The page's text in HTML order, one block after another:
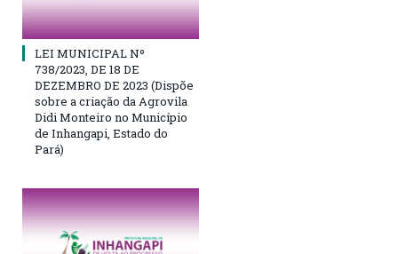
LEI MUNICIPAL Nº
738/2023, DE 18 DE
DEZEMBRO DE 2023 (Dispõe
sobre a criação da Agrovila
Didi Monteiro no Município
de Inhangapi, Estado do
Pará)